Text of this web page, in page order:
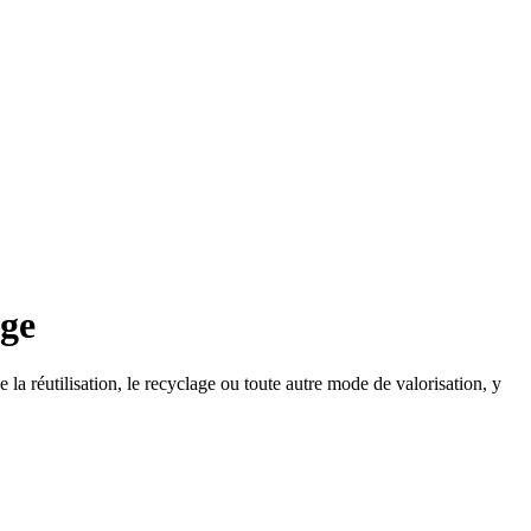
la réutilisation, le recyclage ou toute autre mode de valorisation, y